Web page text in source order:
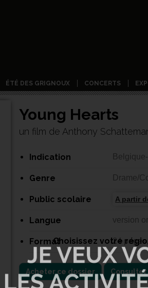
ÉTÉ DES GRIGNOUX CONCERTS
Young Hearts
un film de Anthony
Indication
Genre Drame/
Public scolaire A partir
Langue version
Format 24
Acheter ce dossier
Choisissez votre